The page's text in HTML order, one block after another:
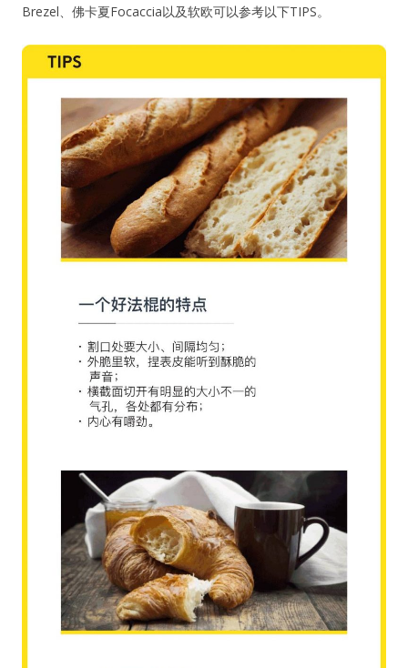
Brezel、佛卡夏Focaccia以及软欧可以参考以下TIPS。